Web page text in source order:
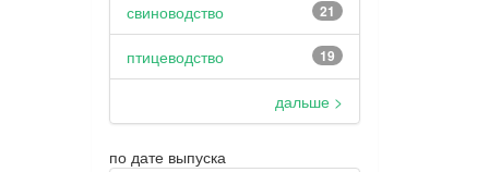
21
свиноводство
19
птицеводство
дальше >
по дате выпуска